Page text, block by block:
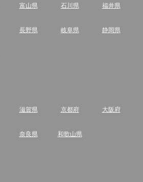
富山県 石川県 福井県
長野県 岐阜県 静岡県
滋賀県 京都府 大阪府
奈良県 和歌山県